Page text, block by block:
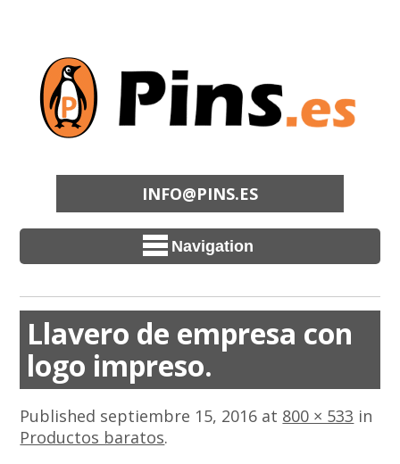
INFO@PINS.ES
Navigation
Llavero de empresa con
logo impreso.
Published septiembre 15, 2016 at 800 × 533 in
Productos baratos.